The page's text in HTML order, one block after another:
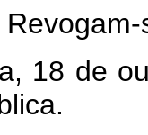
18 de